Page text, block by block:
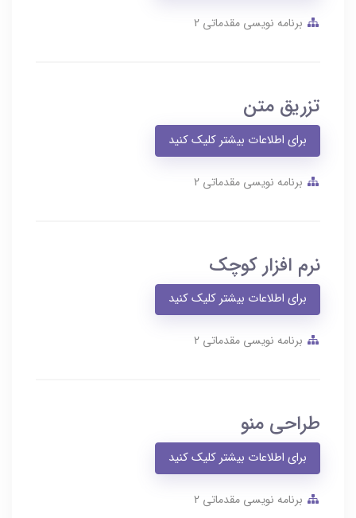
برنامه نویسی مقدماتی 2
تزریق متن
برای اطلاعات بیشتر کلیک کنید
برنامه نویسی مقدماتی 2
نرم افزار کوچک
برای اطلاعات بیشتر کلیک کنید
برنامه نویسی مقدماتی 2
طراحی منو
برای اطلاعات بیشتر کلیک کنید
برنامه نویسی مقدماتی 2